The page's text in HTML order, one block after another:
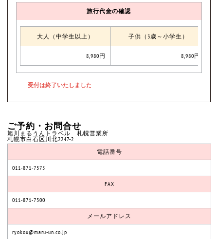
旅行代金の確認
大人（中学生以上） 子供（3歳～小学生）
8,980円 8,980円
ご予約・お問合せ
旭川まるうんトラベル 札幌営業所
札幌市白石区川北2247-2
電話番号
011-871-7575
FAX
011-871-7500
メールアドレス
ryokou@maru-un.co.jp